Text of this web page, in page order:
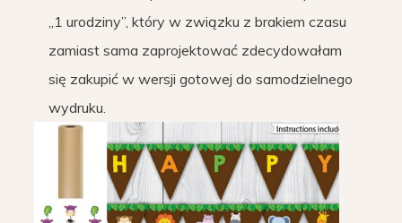
„1 urodziny”, który w związku z brakiem czasu
zamiast sama zaprojektować zdecydowałam
się zakupić w wersji gotowej do samodzielnego
wydruku.